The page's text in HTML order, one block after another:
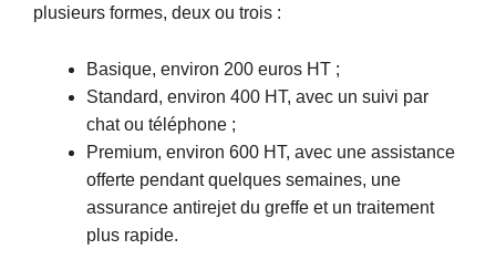
plusieurs formes, deux ou trois :
Basique, environ 200 euros HT ;
Standard, environ 400 HT, avec un suivi par
chat ou téléphone ;
Premium, environ 600 HT, avec une assistance
offerte pendant quelques semaines, une
assurance antirejet du greffe et un traitement
plus rapide.